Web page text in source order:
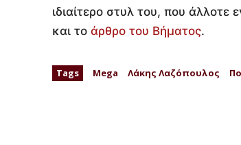
ιδιαίτερο στυλ του, που άλλοτε
και το άρθρο του Βήματος.
Tags Mega Λάκης Λαζόπουλος